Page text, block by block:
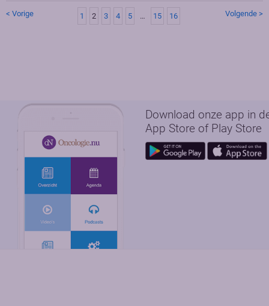
< Vorige 1 2 3 4 5 … 15 16 Volgende >
Download onze app in
App Store of Play Store